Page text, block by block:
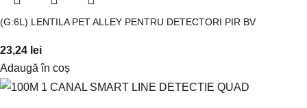
(G:6L) LENTILA PET ALLEY PENTRU DETECTORI PIR BV
23,24 lei
Adaugă în coș